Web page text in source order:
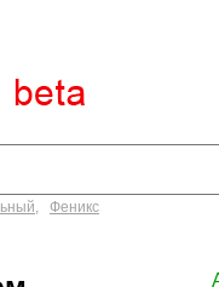
, Феникс